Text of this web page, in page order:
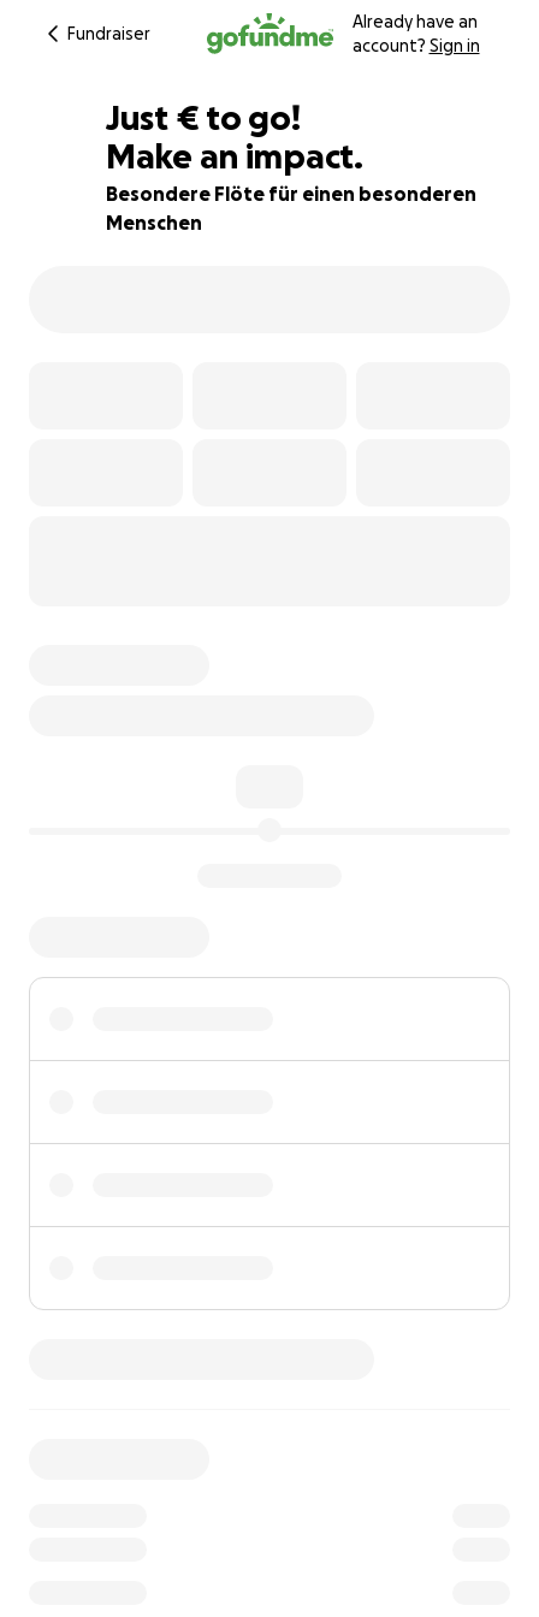
Fundraiser
Already have an
account? Sign in
42% complete
Just €407
€ to go!
Make an impact.
Besondere Flöte für einen besonderen
Menschen